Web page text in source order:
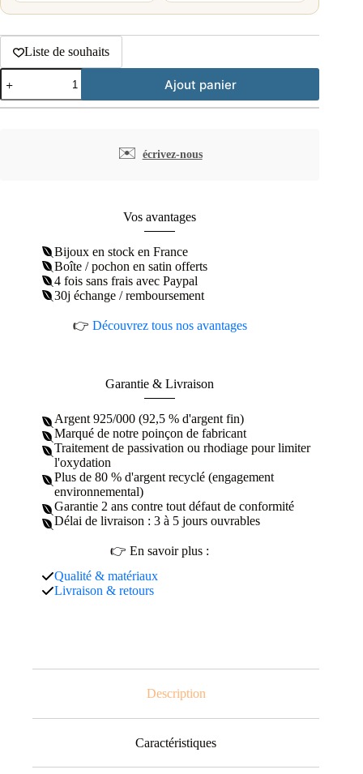
Liste de souhaits
quantité
de
Bracelet
Ajout panier
✉️ écrivez-nous
Vos avantages
Bijoux en stock en France
Boîte / pochon en satin offerts
4 fois sans frais avec Paypal
30j échange / remboursement
👉 Découvrez tous nos avantages
Garantie & Livraison
Argent 925/000 (92,5 % d'argent fin)
Marqué de notre poinçon de fabricant
Traitement de passivation ou rhodiage pour limiter
l'oxydation
Plus de 80 % d'argent recyclé (engagement
environnemental)
Garantie 2 ans contre tout défaut de conformité
Délai de livraison : 3 à 5 jours ouvrables
👉 En savoir plus :
Qualité & matériaux
Livraison & retours
Description
Caractéristiques